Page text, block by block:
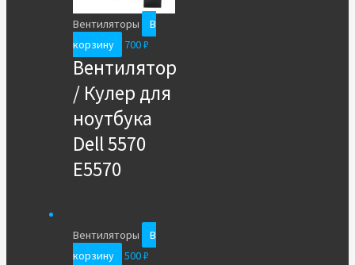
Вентиляторы
В
корзину
700₽
Вентилятор
/ Кулер для
ноутбука
Dell 5570
E5570
Вентиляторы
В
корзину
500₽